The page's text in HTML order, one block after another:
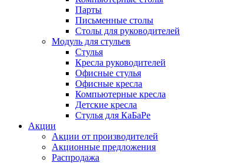
Парты
Письменные столы
Столы для руководителей
Модуль для стульев
Стулья
Кресла руководителей
Офисные стулья
Офисные кресла
Компьютерные кресла
Детские кресла
Стулья для КаБаРе
Акции
Акции от производителей
Акционные предложения
Распродажа